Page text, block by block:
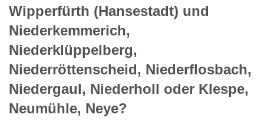
Wipperfürth (Hansestadt) und
Niederkemmerich,
Niederklüppelberg,
Niederröttenscheid, Niederflosbach,
Niedergaul, Niederholl oder Klespe,
Neumühle, Neye?